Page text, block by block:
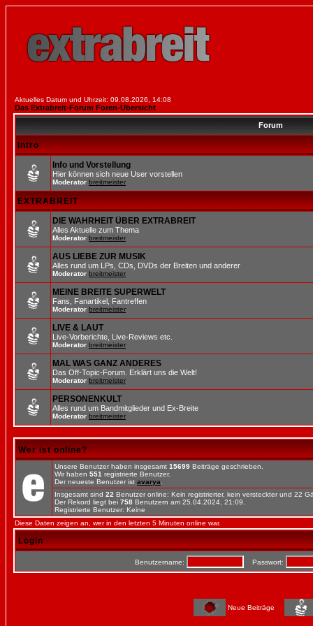
Aktuelles Datum und Uhrzeit: 09.08.2026, 14:08
Das Extrabreit-Forum Foren-Übersicht
Forum
Intro
Info und Vorstellung
Hier können sich neue User vorstellen
Moderator breitmeister
EXTRABREIT
DIE WAHRHEIT ÜBER EXTRABREIT
Alles Aktuelle zum Thema
Moderator breitmeister
AUS LIEBE ZUR MUSIK
Alles rund um LPs, CDs, DVDs der Breiten und anderer
Moderator breitmeister
MEINE BREITE SUPERWELT
Fans, Fanartikel, Fantreffen
Moderator breitmeister
LIVE & LAUT
Live-Vorberichte, Live-Reviews etc.
Moderator breitmeister
MAL WAS GANZ ANDERES
Das Off-Topic-Forum. Erklärt uns die Welt!
Moderator breitmeister
PERSONENKULT
Alles rund um Bandmitglieder und Ex-Breite
Moderator breitmeister
Wer ist online?
Unsere Benutzer haben insgesamt 15699 Beiträge geschrieben.
Wir haben 551 registrierte Benutzer.
Der neueste Benutzer ist avarya
Insgesamt sind 22 Benutzer online: Kein registrierter, kein versteckter und 22
Der Rekord liegt bei 758 Benutzern am 25.04.2024, 21:09.
Registrierte Benutzer: Keine
Diese Daten zeigen an, wer in den letzten 5 Minuten online war.
Login
Benutzername: Passwort:
Neue Beiträge